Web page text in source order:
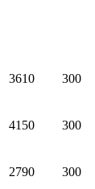
3610 300
4150 300
2790 300